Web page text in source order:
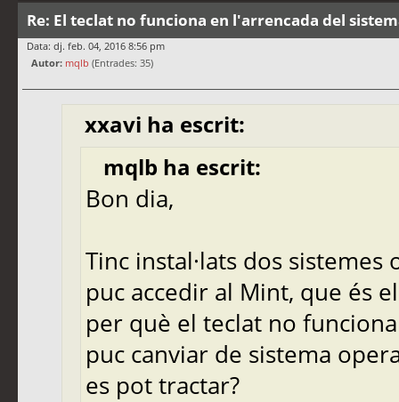
Re: El teclat no funciona en l'arrencada del
Data: dj. feb. 04, 2016 8:56 pm
Autor: mqlb (Entrades: 35)
xxavi ha escrit:
mqlb ha escrit:
Bon dia,
Tinc instal·lats dos
puc accedir al Mint, que és
per què el teclat no
puc canviar de sistema
es pot tractar?